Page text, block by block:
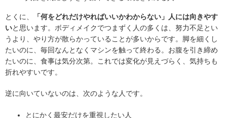
とくに、
「何をどれだけやればいいかわからない」人には向きやす
いと思います。ボディメイクでつまずく人の多くは、努力不足とい
うより、やり方が散らかっていることが多いからです。脚を細くし
たいのに、毎回なんとなくマシンを触って終わる。お腹を引き締め
たいのに、食事は気分次第。これでは変化が見えづらく、気持ちも
折れやすいです。
逆に向いていないのは、次のような人です。
とにかく最安だけを重視したい人